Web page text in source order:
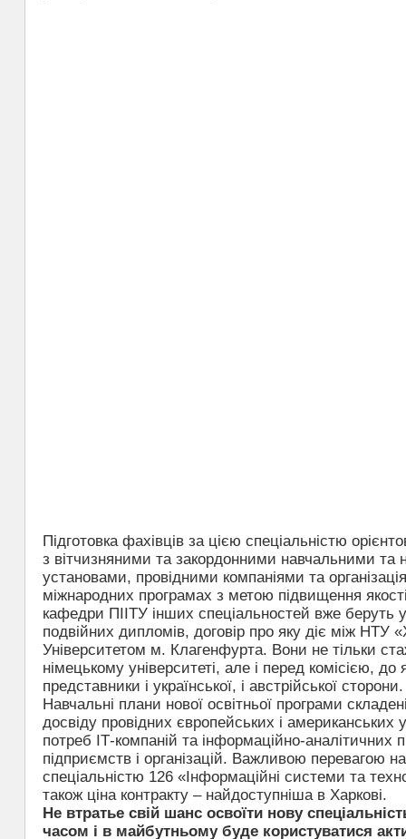
Підготовка фахівців за цією спеціальністю
з вітчизняними та закордонними навчальними та
установами, провідними компаніями та
міжнародних програмах з метою підвищення
кафедри ПІІТУ інших спеціальностей вже беруть
подвійних дипломів, договір про яку діє між НТУ
Університетом м. Клагенфурта. Вони не тільки
німецькому університеті, але і перед комісією, до
представники і української, і австрійської сторони.
Навчальні плани нової освітньої програми
досвіду провідних європейських і американських
потреб ІТ-компаній та інформаційно-аналітичних
підприємств і організацій. Важливою перевагою
спеціальністю 126 «Інформаційні системи та
також ціна контракту – найдоступніша в Харкові.
Не втратье свій шанс освоїти нову
часом і в майбутньому буде користуватися